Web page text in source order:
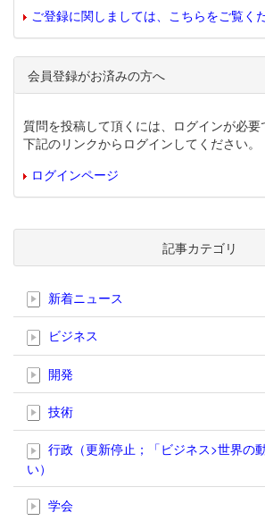
ご登録に関しましては、こちらをご覧く
会員登録がお済みの方へ
質問を投稿して頂くには、ログインが必要
下記のリンクからログインしてください。
ログインページ
記事カテゴリ
新着ニュース
ビジネス
開発
技術
行政（更新停止；「ビジネス>世界の
い）
学会